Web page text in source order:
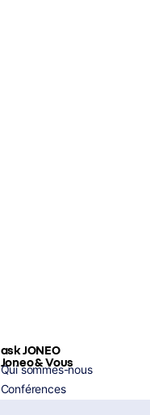
ask JONEO
Joneo & Vous
Qui sommes-nous
Conférences